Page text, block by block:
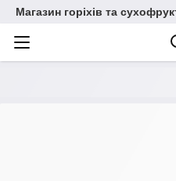
Магазин горіхів та